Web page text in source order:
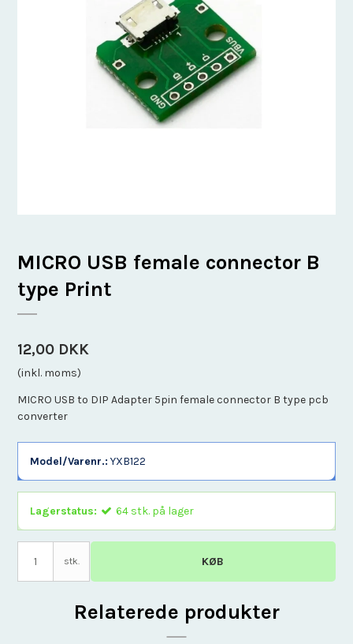
MICRO USB female connector B
type Print
12,00 DKK
(inkl. moms)
MICRO USB to DIP Adapter 5pin female connector B type pcb
converter
Model/Varenr.: YXB122
Lagerstatus: 64 stk. på lager
stk. KØB
Relaterede produkter